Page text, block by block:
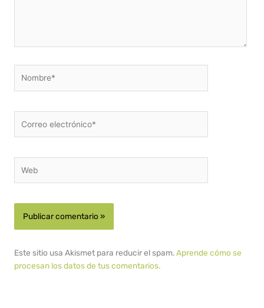
electrónico*
Este sitio usa Akismet para reducir el spam.Aprende cómo se
procesan los datos de tus comentarios.